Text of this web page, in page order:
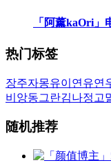
「阿薰kaOri」
热门标签
장주자몽유이 연유연
비앙동그란김나정 고
随机推荐